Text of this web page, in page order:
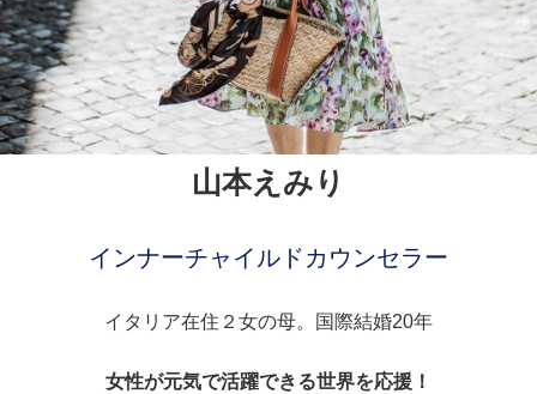
山本えみり
インナーチャイルドカウンセラー
イタリア在住２女の母。国際結婚20年
女性が元気で活躍できる世界を応援！